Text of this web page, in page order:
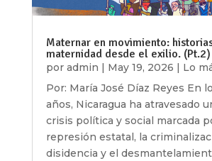
Maternar en movimiento:
maternidad desde el exilio. (Pt.2)
por admin May 19, 2026
Lo
Por: María José Díaz Reyes En
años, Nicaragua ha atravesado
crisis política y social marcada
represión estatal, la
disidencia y el